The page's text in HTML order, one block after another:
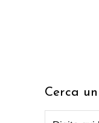
Cerca